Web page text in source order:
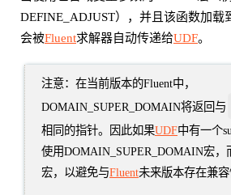
DEFINE_ADJUST），并且该函数加载
会被Fluent求解器自动传递给UDF。
注意：在当前版本的Fluent中，
DOMAIN_SUPER_DOMAIN将返回与
相同的指针。因此如果UDF中有一个
使用DOMAIN_SUPER_DOMAIN宏，
宏，以避免与Fluent未来版本存在兼容